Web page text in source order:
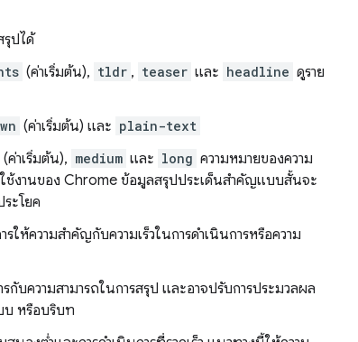
รุปได้
(ค่าเริ่มต้น), tldr , teaser และ headline ดูราย
(ค่าเริ่มต้น) และ plain-text
(ค่าเริ่มต้น), medium และ long ความหมายของความ
ช้งานของ Chrome ข้อมูลสรุปประเด็นสำคัญแบบสั้นจะ
ะโยค
ห้ความสำคัญกับความเร็วในการดำเนินการหรือความ
รกับความสามารถในการสรุป และอาจปรับการประมวลผล
บ หรือบริบท